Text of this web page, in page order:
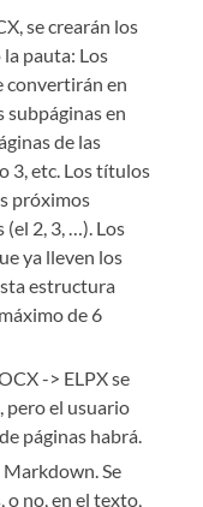
se crearán los
pauta: Los
convertirán en
subpáginas en
de las
3, etc. Los títulos
próximos
(el 2, 3, …). Los
ya lleven los
estructura
de 6
-> ELPX se
pero el usuario
páginas habrá.
Se
o no, en el texto,